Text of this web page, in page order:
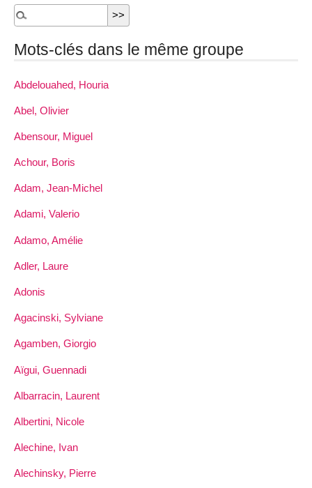
Mots-clés dans le même groupe
Abdelouahed, Houria
Abel, Olivier
Abensour, Miguel
Achour, Boris
Adam, Jean-Michel
Adami, Valerio
Adamo, Amélie
Adler, Laure
Adonis
Agacinski, Sylviane
Agamben, Giorgio
Aïgui, Guennadi
Albarracin, Laurent
Albertini, Nicole
Alechine, Ivan
Alechinsky, Pierre